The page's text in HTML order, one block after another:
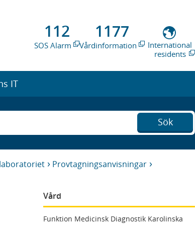
112
SOS Alarm
1177
Vårdinformation
International
residents
IT
Sök
Provtagningsanvisningar
Vård
Funktion Medicinsk Diagnostik Karolinska